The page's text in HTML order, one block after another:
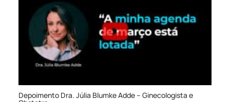
Depoimento Dra. Júlia Blumke Adde – Ginecologista e